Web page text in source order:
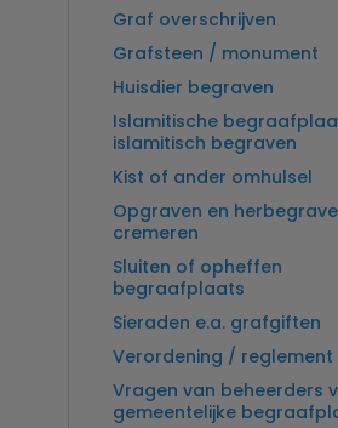
Graf overschrijven
Grafsteen / monument
Huisdier begraven
Islamitische
islamitisch begraven
Kist of ander omhulsel
Opgraven en
cremeren
Sluiten of opheffen
begraafplaats
Sieraden e.a. grafgiften
Verordening / reglement
Vragen van beheerders
gemeentelijke